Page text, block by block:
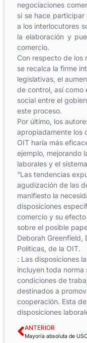
negociaciones
si se hace
a los interlocutores
la elaboración y
comercio.
Con respecto de los
se recalca la firme
legislativas, el
de control, así como
social entre el
este proceso.
Por último, los
apropiadamente los
OIT haría más
ejemplo, mejorando
laborales y el
“Las tendencias
agudización de las
manifiesto la
disposiciones
comercio y su
sobre el posible
Deborah Greenfield,
Políticas, de la OIT.
: Las disposiciones
incluyen toda norma
condiciones de
destinados a
cooperación. Esta
disposiciones
ANTERIOR